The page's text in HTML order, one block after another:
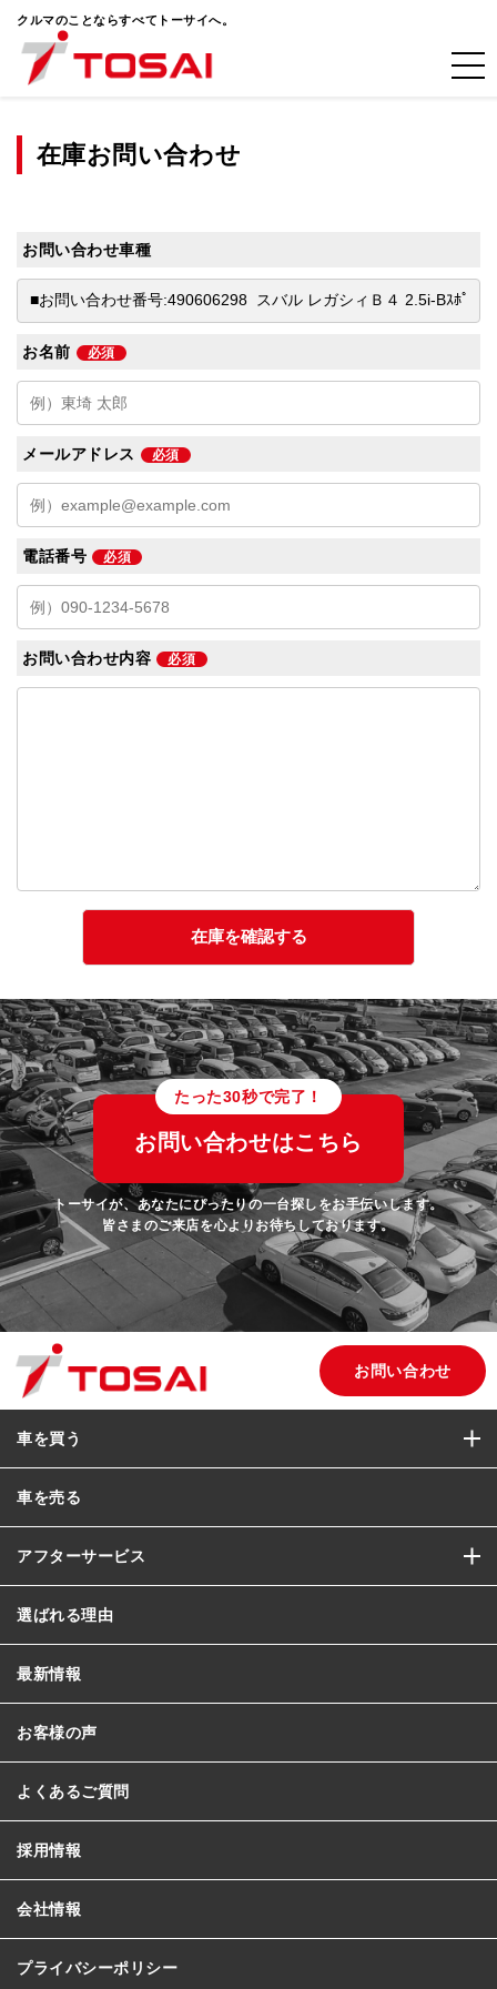
クルマのことならすべてトーサイへ。
在庫お問い合わせ
お問い合わせ車種
お名前 必須
メールアドレス 必須
電話番号 必須
お問い合わせ内容 必須
たった30秒で完了！
お問い合わせはこちら
トーサイが、あなたにぴったりの一台探しをお手伝いします。
皆さまのご来店を心よりお待ちしております。
お問い合わせ
車を買う
車を売る
アフターサービス
選ばれる理由
最新情報
お客様の声
よくあるご質問
採用情報
会社情報
プライバシーポリシー